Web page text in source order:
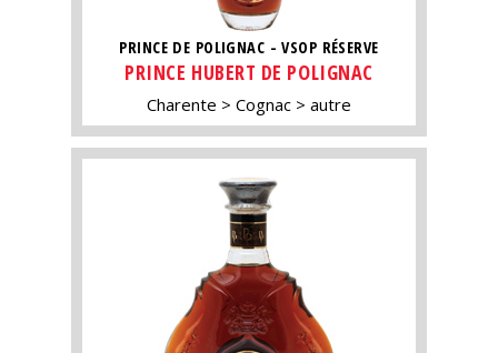
PRINCE DE POLIGNAC - VSOP RÉSERVE
PRINCE HUBERT DE POLIGNAC
Charente Cognac autre